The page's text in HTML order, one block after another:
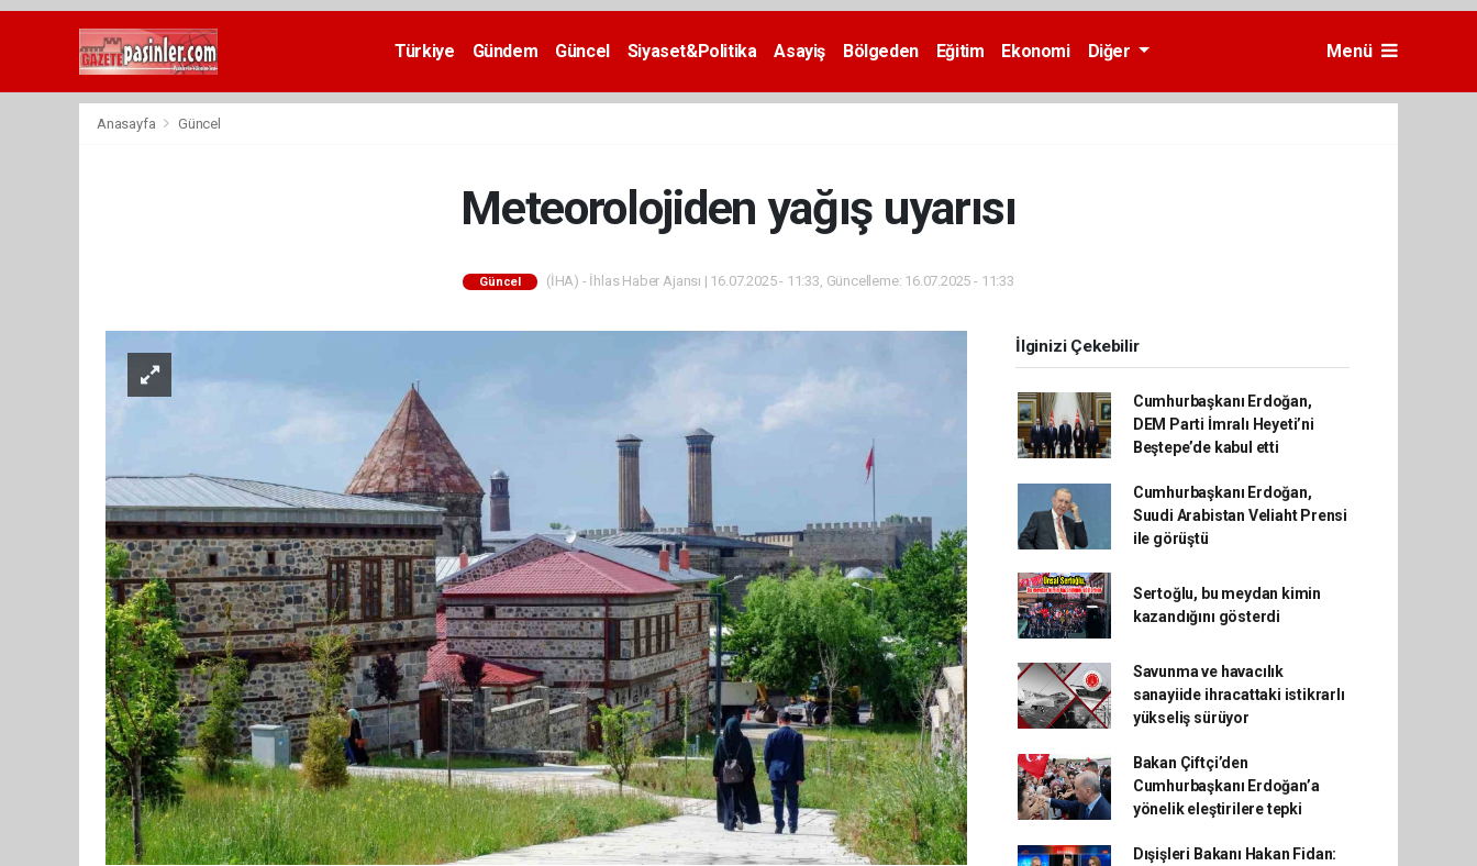
Deneme
Türkiye Gündem Güncel Siyaset&Politika Asayiş Bölgeden Eğitim Ekonomi Diğer Menü
Anasayfa Güncel
Meteorolojiden yağış uyarısı
Güncel (İHA) - İhlas Haber Ajansı | 16.07.2025 - 11:33, Güncelleme: 16.07.2025 - 11:33
İlginizi Çekebilir
Cumhurbaşkanı Erdoğan,
DEM Parti İmralı Heyeti’ni
Beştepe’de kabul etti
Cumhurbaşkanı Erdoğan,
Suudi Arabistan Veliaht Prensi
ile görüştü
Sertoğlu, bu meydan kimin
kazandığını gösterdi
Savunma ve havacılık
sanayiide ihracattaki istikrarlı
yükseliş sürüyor
Bakan Çiftçi’den
Cumhurbaşkanı Erdoğan’a
yönelik eleştirilere tepki
Dışişleri Bakanı Hakan Fidan: